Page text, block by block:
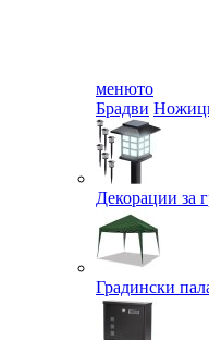
менюто
Брадви
Декорации за
Градински